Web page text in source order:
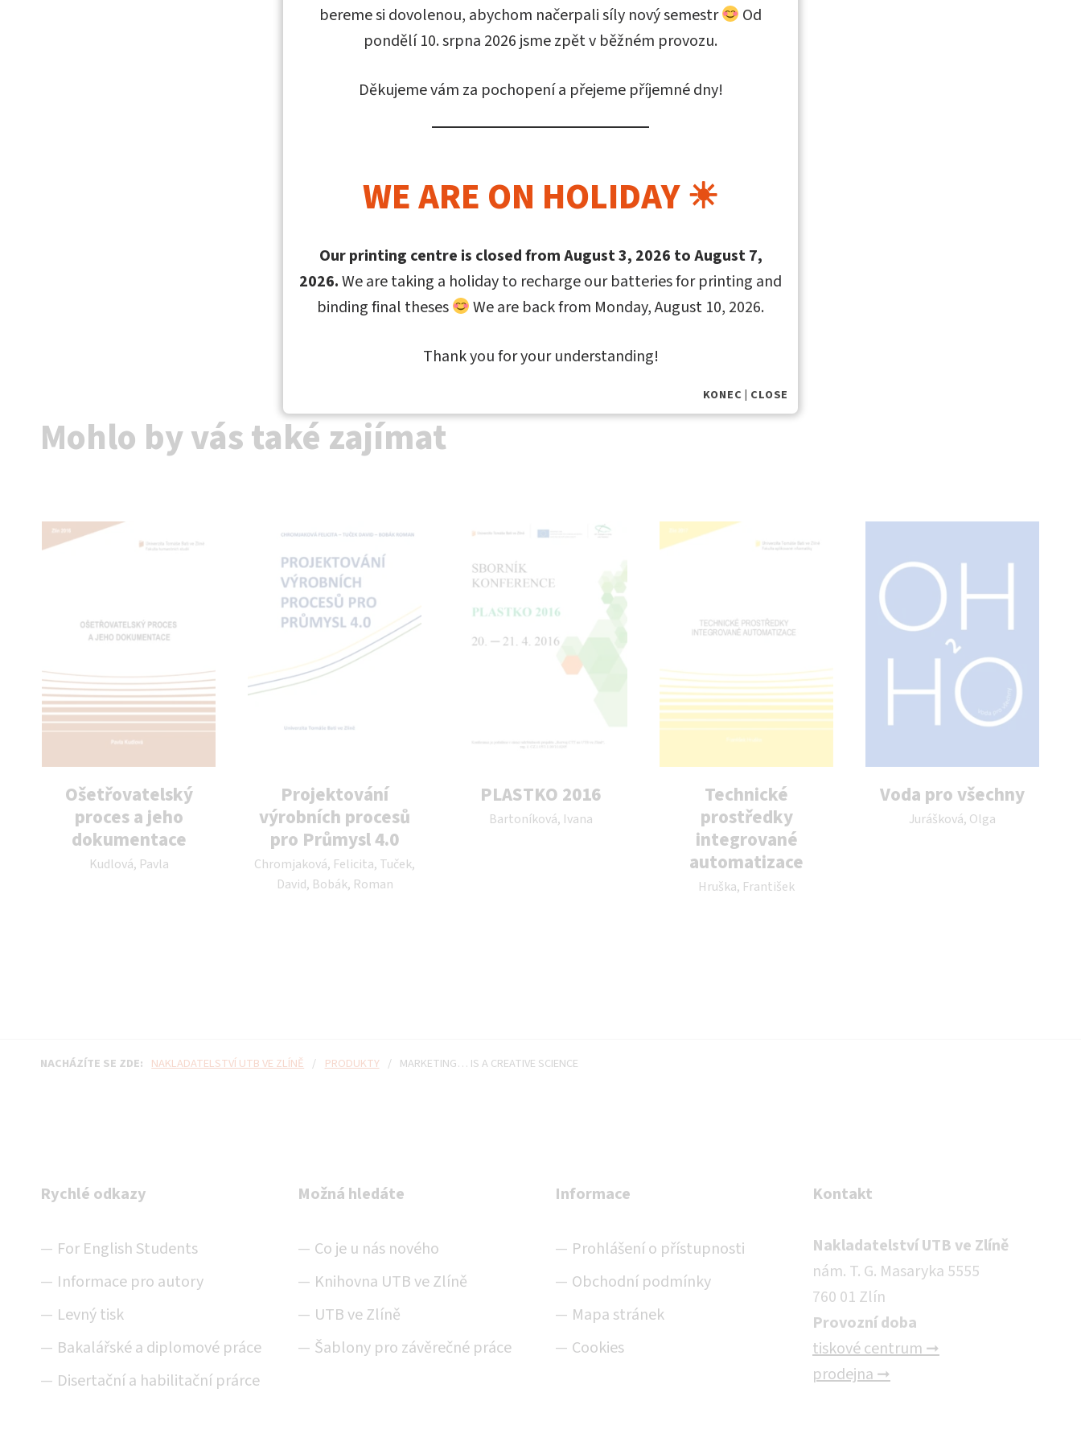
Obsah publikace
Obsah publikaceMarketing… is a creative science
O autorech
UTB ve Zlíně)
Mohlo by vás také zajímat
Ošetřovatelský
proces a jeho
dokumentace
Autor publikace:
Kudlová, Pavla
Projektování
výrobních procesů
pro Průmysl 4.0
Autor publikace:
Chromjaková, Felicita, Tuček,
David, Bobák, Roman
PLASTKO 2016
Autor publikace:
Bartoníková, Ivana
Technické
prostředky
integrované
automatizace
Autor publikace:
Hruška, František
Voda pro všechny
Autor publikace:
Jurášková, Olga
NACHÁZÍTE SE ZDE: NAKLADATELSTVÍ UTB VE ZLÍNĚ / PRODUKTY / MARKETING… IS A CREATIVE SCIENCE
Rychlé odkazy
For English Students
Informace pro autory
Levný tisk
Bakalářské a diplomové práce
Disertační a habilitační prárce
Možná hledáte
Co je u nás nového
Knihovna UTB ve Zlíně
UTB ve Zlíně
Šablony pro závěrečné práce
Informace
Prohlášení o přístupnosti
Obchodní podmínky
Mapa stránek
Cookies
Kontakt
Nakladatelství UTB ve Zlíně
nám. T. G. Masaryka 5555
760 01 Zlín
Provozní doba
tiskové centrum ➞
prodejna ➞
KONEC | CLOSE
bereme si dovolenou, abychom načerpali síly nový semestr
Od
pondělí 10. srpna 2026 jsme zpět v běžném provozu.
Děkujeme vám za pochopení a přejeme příjemné dny!
WE ARE ON HOLIDAY ☀
Our printing centre is closed from August 3, 2026 to August 7,
2026.We are taking a holiday to recharge our batteries for printing and
binding final theses
We are back from Monday, August 10, 2026.
Thank you for your understanding!